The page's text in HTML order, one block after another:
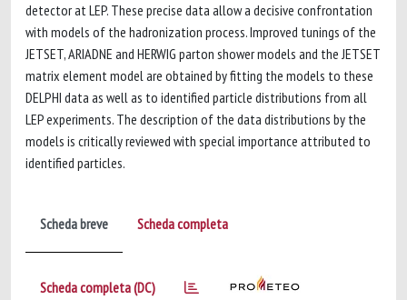
detector at LEP. These precise data allow a decisive confrontation
with models of the hadronization process. Improved tunings of the
JETSET, ARIADNE and HERWIG parton shower models and the JETSET
matrix element model are obtained by fitting the models to these
DELPHI data as well as to identified particle distributions from all
LEP experiments. The description of the data distributions by the
models is critically reviewed with special importance attributed to
identified particles.
Scheda breve Scheda completa
Scheda completa (DC)